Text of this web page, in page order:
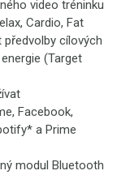
video tréninku
Cardio, Fat
předvolby cílových
(Target
Facebook,
a Prime
modul Bluetooth